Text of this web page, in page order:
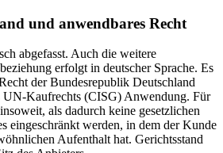
und anwendbares Recht
abgefasst. Auch die weitere
erfolgt in deutscher Sprache. Es
der Bundesrepublik Deutschland
UN-Kaufrechts (CISG) Anwendung. Für
als dadurch keine gesetzlichen
eingeschränkt werden, in dem der Kunde
Aufenthalt hat. Gerichtsstand